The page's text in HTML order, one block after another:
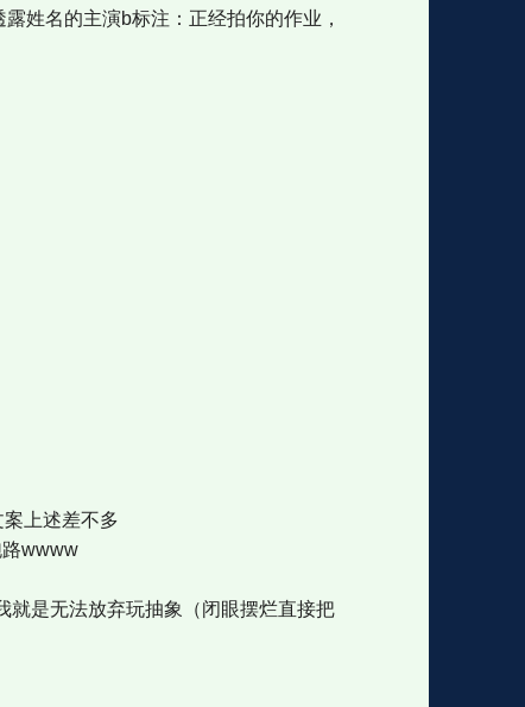
姓名的主演b标注：正经拍你的作业，
上述差不多
wwww
就是无法放弃玩抽象（闭眼摆烂直接把